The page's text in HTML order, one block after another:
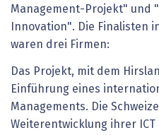
Management-Projekt" und
Innovation". Die Finalisten
waren drei Firmen:
Das Projekt, mit dem
Einführung eines
Managements. Die
Weiterentwicklung ihrer